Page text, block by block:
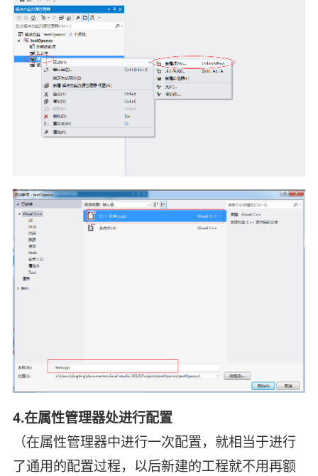
4.在属性管理器处进行配置
（在属性管理器中进行一次配置，就相当于进行
了通用的配置过程，以后新建的工程就不用再额